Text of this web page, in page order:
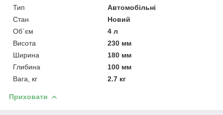
Тип
Автомобільні
Стан
Новий
Об`єм
4 л
Висота
230 мм
Ширина
180 мм
Глибина
100 мм
Вага, кг
2.7 кг
Приховати